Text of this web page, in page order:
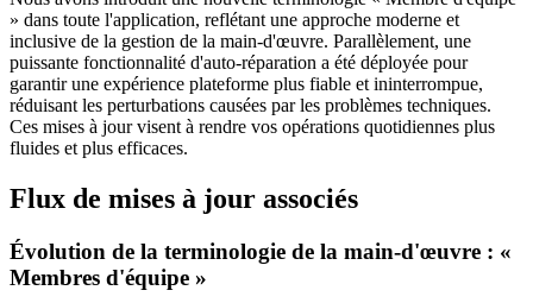
» dans toute l'application, reflétant une approche moderne et
inclusive de la gestion de la main-d'œuvre. Parallèlement, une
puissante fonctionnalité d'auto-réparation a été déployée pour
garantir une expérience plateforme plus fiable et ininterrompue,
réduisant les perturbations causées par les problèmes techniques.
Ces mises à jour visent à rendre vos opérations quotidiennes plus
fluides et plus efficaces.
Flux de mises à jour associés
Évolution de la terminologie de la main-d'œuvre : «
Membres d'équipe »